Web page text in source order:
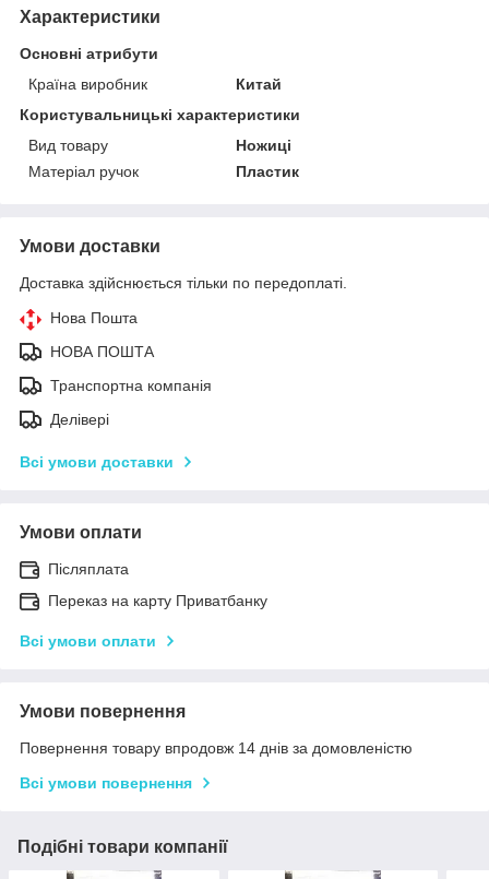
Характеристики
Основні атрибути
Країна виробник
Китай
Користувальницькі характеристики
Вид товару
Ножиці
Матеріал ручок
Пластик
Умови доставки
Доставка здійснюється тільки по передоплаті.
Нова Пошта
НОВА ПОШТА
Транспортна компанія
Делівері
Всі умови доставки
Умови оплати
Післяплата
Переказ на карту Приватбанку
Всі умови оплати
Умови повернення
Повернення товару впродовж 14 днів за домовленістю
Всі умови повернення
Подібні товари компанії